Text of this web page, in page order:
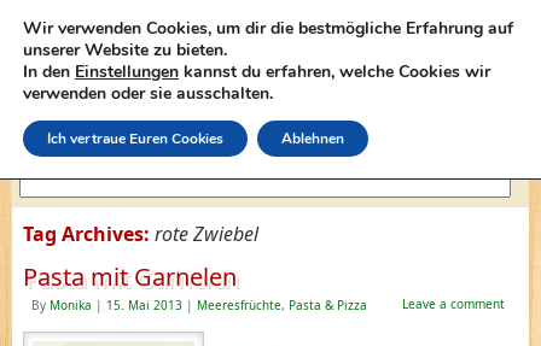
lasagne-rezepte.net
Tag Archives: rote Zwiebel
Pasta mit Garnelen
By Monika | 15. Mai 2013 | Meeresfrüchte, Pasta & Pizza Leave a comment
Wir verwenden Cookies, um dir die bestmögliche Erfahrung auf
unserer Website zu bieten.
In den Einstellungen kannst du erfahren, welche Cookies wir
verwenden oder sie ausschalten.
Ich vertraue Euren Cookies Ablehnen